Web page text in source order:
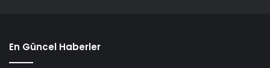
En Güncel Haberler